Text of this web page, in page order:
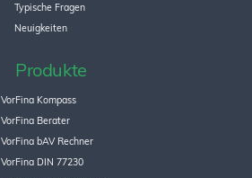
Typische Fragen
Neuigkeiten
Produkte
VorFina Kompass
VorFina Berater
VorFina bAV Rechner
VorFina DIN 77230